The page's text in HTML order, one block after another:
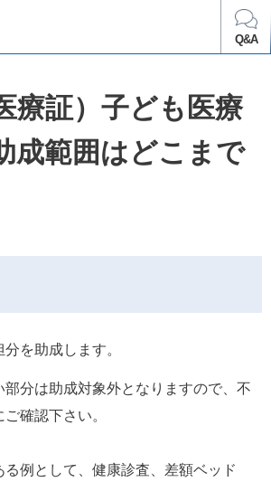
Q&A
療証）子ども医療
成範囲はどこまで
を助成します。
分は助成対象外となりますので、不
確認下さい。
る例として、健康診査、差額ベッド